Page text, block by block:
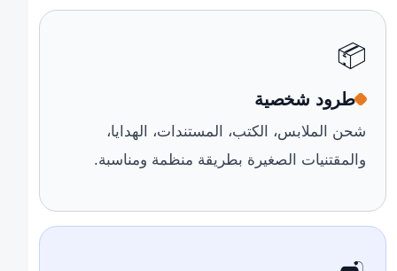
📦
طرود شخصية
شحن الملابس، الكتب، المستندات، الهدايا،
والمقتنيات الصغيرة بطريقة منظمة ومناسبة.